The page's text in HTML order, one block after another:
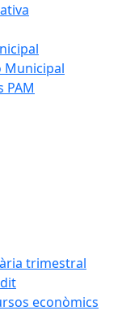
Municipal
PAM
trimestral
econòmics